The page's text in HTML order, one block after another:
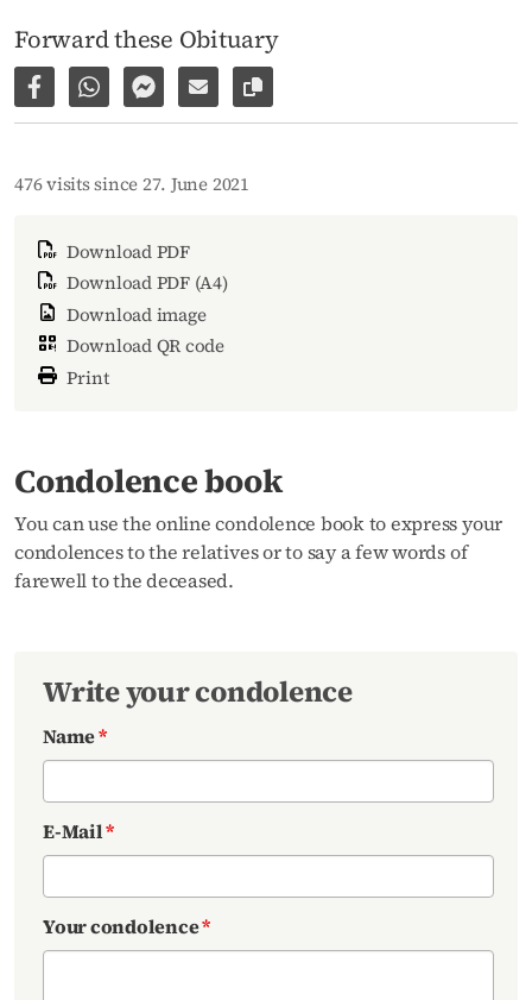
Forward these Obituary
Share on Facebook
Share via WhatsApp
Share via Facebook Messenger
Share via E-Mail
Copy link to page
476 visits since 27. June 2021
Download PDF
Download PDF (A4)
Download image
Download QR code
Print
Condolence book
You can use the online condolence book to express your
condolences to the relatives or to say a few words of
farewell to the deceased.
Write your condolence
Name*
E-Mail*
Your condolence*